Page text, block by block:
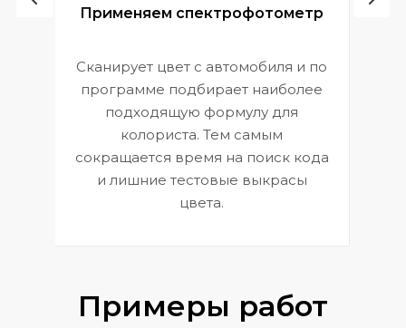
Применяем спектрофотометр
Сканирует цвет с автомобиля и по
программе подбирает наиболее
подходящую формулу для
колориста. Тем самым
сокращается время на поиск кода
и лишние тестовые выкрасы
цвета.
Примеры работ